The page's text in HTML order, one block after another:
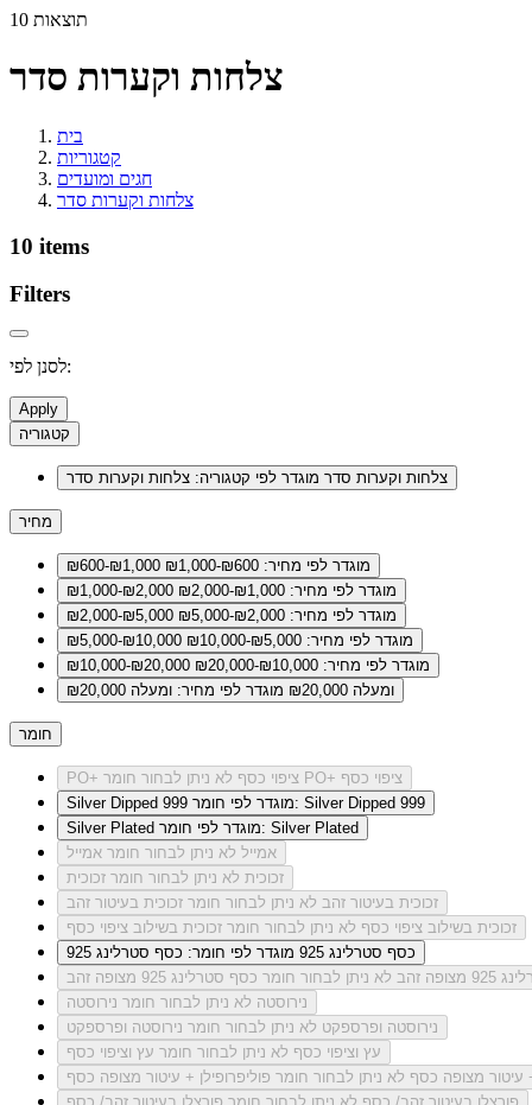
10 תוצאות
צלחות וקערות סדר
בית
קטגוריות
חגים ומועדים
צלחות וקערות סדר
10 items
Filters
לסנן לפי:
Apply
קטגוריה
צלחות וקערות סדר מוגדר לפי קטגוריה: צלחות וקערות סדר
מחיר
₪600-₪1,000
מוגדר לפי מחיר: ₪600-₪1,000
₪1,000-₪2,000
מוגדר לפי מחיר: ₪1,000-₪2,000
₪2,000-₪5,000
מוגדר לפי מחיר: ₪2,000-₪5,000
₪5,000-₪10,000
מוגדר לפי מחיר: ₪5,000-₪10,000
₪10,000-₪20,000
מוגדר לפי מחיר: ₪10,000-₪20,000
ומעלה ₪20,000
מוגדר לפי מחיר: ומעלה ₪20,000
חומר
PO+ ציפוי כסף
לא ניתן לבחור חומר PO+ ציפוי כסף
Silver Dipped 999
מוגדר לפי חומר: Silver Dipped 999
Silver Plated
מוגדר לפי חומר: Silver Plated
אמייל לא ניתן לבחור חומר אמייל
זכוכית לא ניתן לבחור חומר זכוכית
זכוכית בעיטור זהב לא ניתן לבחור חומר זכוכית בעיטור זהב
זכוכית בשילוב ציפוי כסף לא ניתן לבחור חומר זכוכית בשילוב ציפוי כסף
כסף סטרלינג 925
מוגדר לפי חומר: כסף סטרלינג 925
זהב
לא ניתן לבחור חומר כסף סטרלינג 925 מצופה זהב
נירוסטה לא ניתן לבחור חומר נירוסטה
נירוסטה ופרספקט לא ניתן לבחור חומר נירוסטה ופרספקט
עץ וציפוי כסף לא ניתן לבחור חומר עץ וציפוי כסף
עיטור מצופה כסף לא ניתן לבחור חומר פוליפרופילן + עיטור מצופה כסף